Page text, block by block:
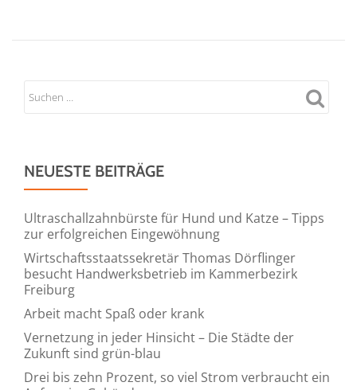
NEUESTE BEITRÄGE
Ultraschallzahnbürste für Hund und Katze – Tipps
zur erfolgreichen Eingewöhnung
Wirtschaftsstaatssekretär Thomas Dörflinger
besucht Handwerksbetrieb im Kammerbezirk
Freiburg
Arbeit macht Spaß oder krank
Vernetzung in jeder Hinsicht – Die Städte der
Zukunft sind grün-blau
Drei bis zehn Prozent, so viel Strom verbraucht ein